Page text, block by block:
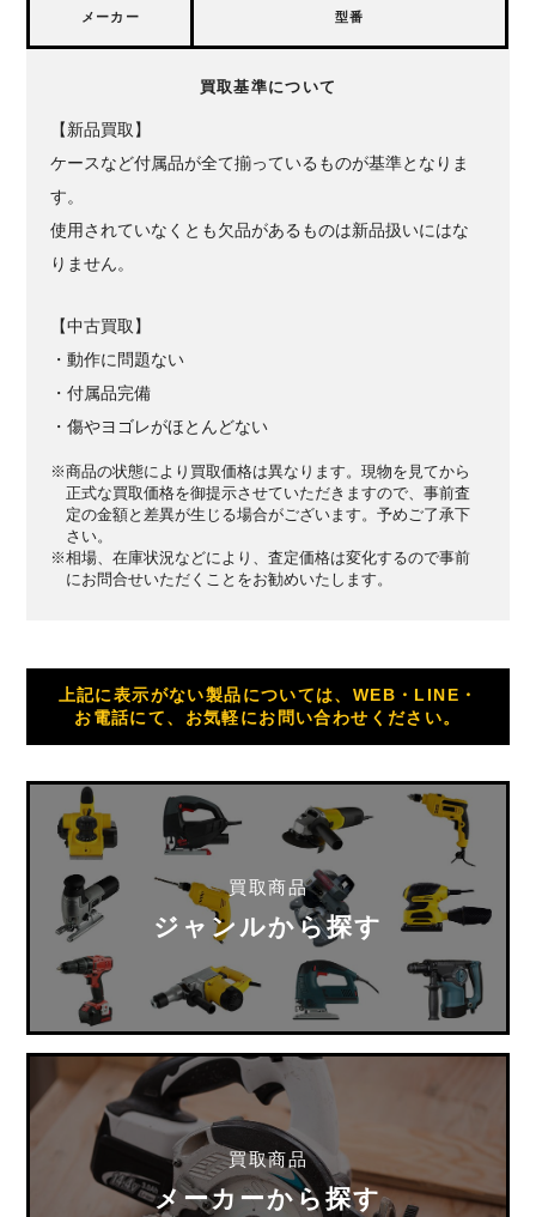
メーカー 型番
買取基準について
【新品買取】
ケースなど付属品が全て揃っているものが基準となりま
す。
使用されていなくとも欠品があるものは新品扱いにはな
りません。
【中古買取】
・動作に問題ない
・付属品完備
・傷やヨゴレがほとんどない
※商品の状態により買取価格は異なります。現物を見てから
正式な買取価格を御提示させていただきますので、事前査
定の金額と差異が生じる場合がございます。予めご了承下
さい。
※相場、在庫状況などにより、査定価格は変化するので事前
にお問合せいただくことをお勧めいたします。
上記に表示がない製品については、WEB・LINE・
お電話にて、お気軽にお問い合わせください。
買取商品
ジャンルから探す
買取商品
メーカーから探す